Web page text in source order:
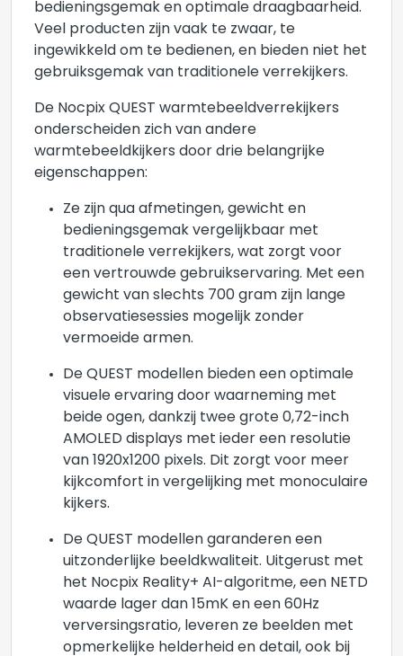
bedieningsgemak en optimale draagbaarheid.
Veel producten zijn vaak te zwaar, te
ingewikkeld om te bedienen, en bieden niet het
gebruiksgemak van traditionele verrekijkers.
De Nocpix QUEST warmtebeeldverrekijkers
onderscheiden zich van andere
warmtebeeldkijkers door drie belangrijke
eigenschappen:
Ze zijn qua afmetingen, gewicht en
bedieningsgemak vergelijkbaar met
traditionele verrekijkers, wat zorgt voor
een vertrouwde gebruikservaring. Met een
gewicht van slechts 700 gram zijn lange
observatiesessies mogelijk zonder
vermoeide armen.
De QUEST modellen bieden een optimale
visuele ervaring door waarneming met
beide ogen, dankzij twee grote 0,72-inch
AMOLED displays met ieder een resolutie
van 1920x1200 pixels. Dit zorgt voor meer
kijkcomfort in vergelijking met monoculaire
kijkers.
De QUEST modellen garanderen een
uitzonderlijke beeldkwaliteit. Uitgerust met
het Nocpix Reality+ AI-algoritme, een NETD
waarde lager dan 15mK en een 60Hz
verversingsratio, leveren ze beelden met
opmerkelijke helderheid en detail, ook bij